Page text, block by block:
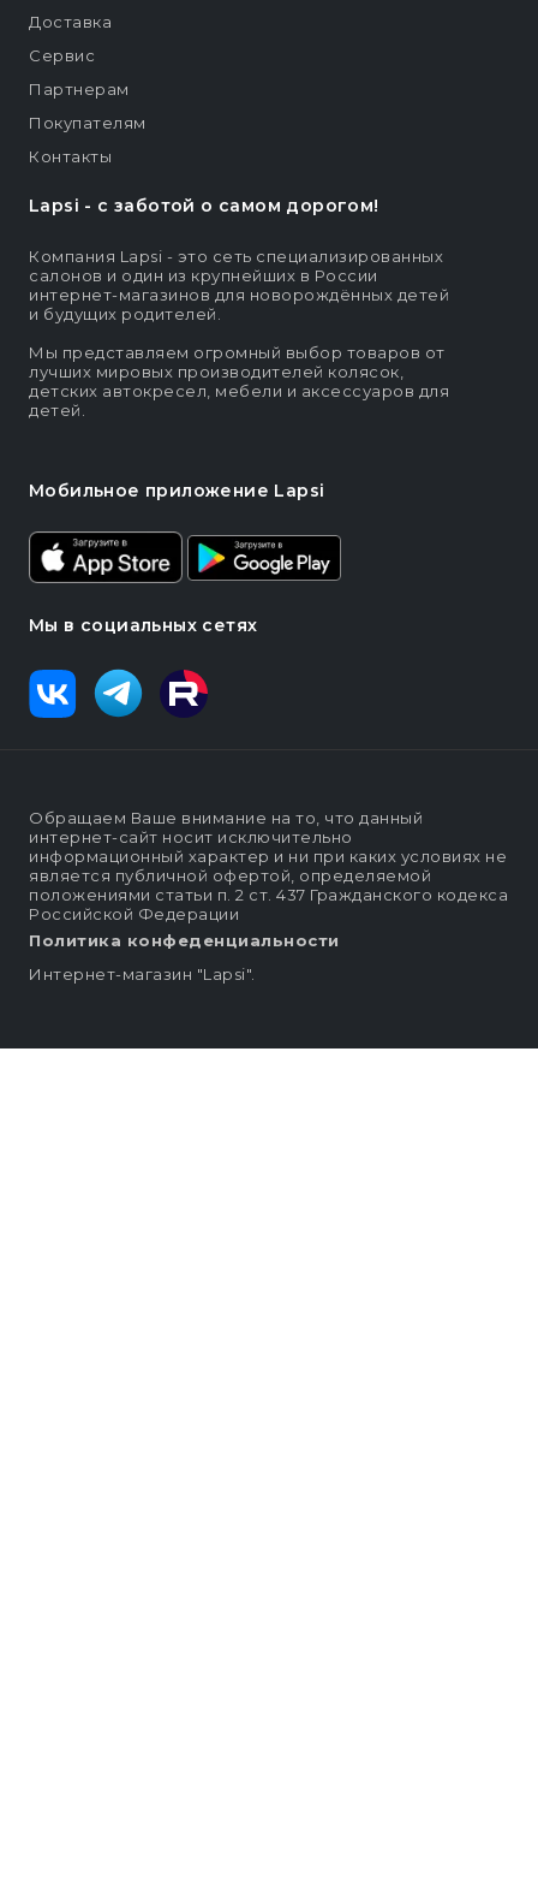
Lapsi - c заботой о самом дорогом!
Компания Lapsi - это сеть специализированных
салонов и один из крупнейших в России
интернет-магазинов для новорождённых детей
и будущих родителей.
Мы представляем огромный выбор товаров от
лучших мировых производителей колясок,
детских автокресел, мебели и аксессуаров для
детей.
Мобильное приложение Lapsi
Мы в социальных сетях
Доставка
Сервис
Партнерам
Покупателям
Контакты
Обращаем Ваше внимание на то, что данный
интернет-сайт носит исключительно
информационный характер и ни при каких условиях не
является публичной офертой, определяемой
положениями статьи п. 2 ст. 437 Гражданского кодекса
Российской Федерации
Политика конфеденциальности
Интернет-магазин "Lapsi".